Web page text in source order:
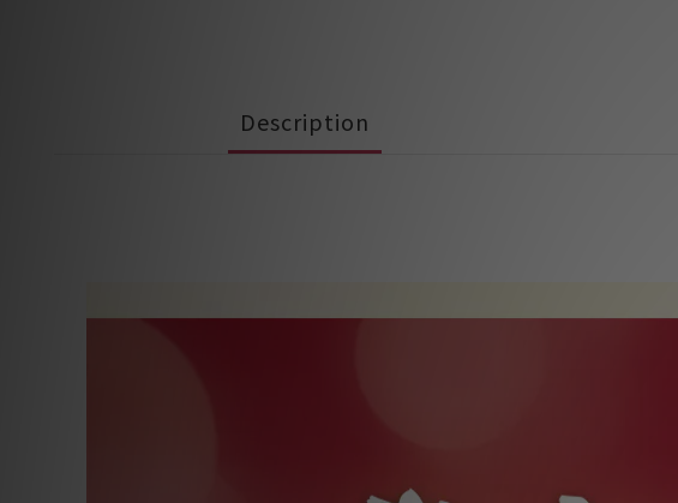
Description